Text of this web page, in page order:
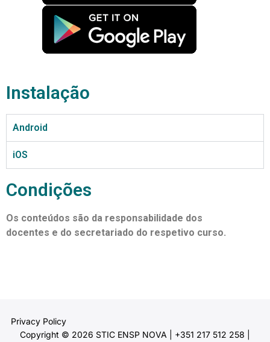
Instalação
Android
iOS
Condições
Os conteúdos são da responsabilidade dos
docentes e do secretariado do respetivo curso.
Privacy Policy
Copyright © 2026 STIC ENSP NOVA | +351 217 512 258 |